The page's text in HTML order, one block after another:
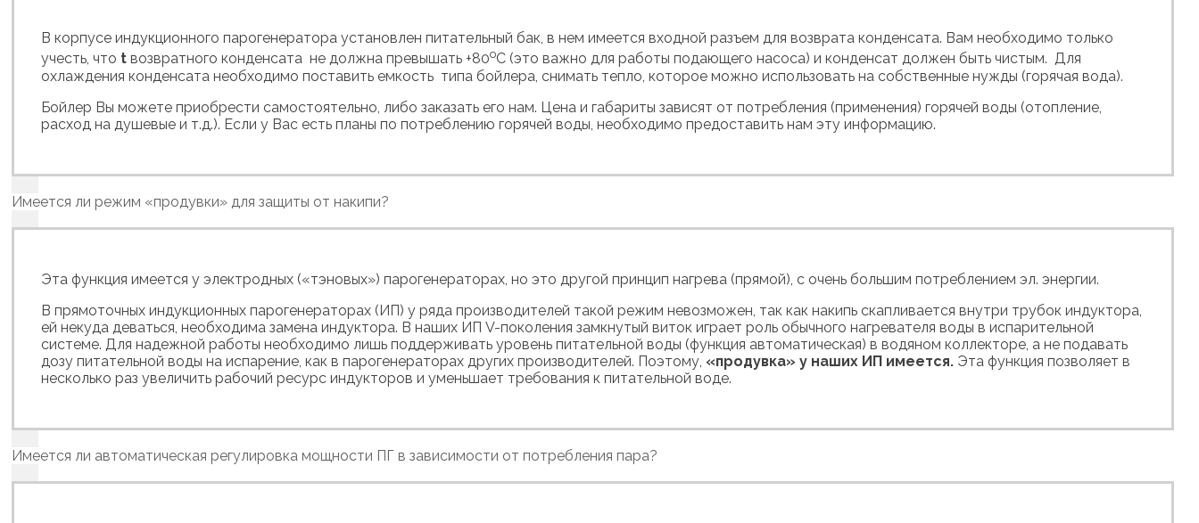
В корпусе индукционного парогенератора установлен питательный бак, в нем имеется входной разъем для возврата конденсата. Вам необходимо только
учесть, что t возвратного конденсата не должна превышать +80оС (это важно для работы подающего насоса) и конденсат должен быть чистым. Для
охлаждения конденсата необходимо поставить емкость типа бойлера, снимать тепло, которое можно использовать на собственные нужды (горячая вода).
Бойлер Вы можете приобрести самостоятельно, либо заказать его нам. Цена и габариты зависят от потребления (применения) горячей воды (отопление,
расход на душевые и т.д.). Если у Вас есть планы по потреблению горячей воды, необходимо предоставить нам эту информацию.
Имеется ли режим «продувки» для защиты от накипи?
Эта функция имеется у электродных («тэновых») парогенераторах, но это другой принцип нагрева (прямой), с очень большим потреблением эл. энергии.
В прямоточных индукционных парогенераторах (ИП) у ряда производителей такой режим невозможен, так как накипь скапливается внутри трубок индуктора,
ей некуда деваться, необходима замена индуктора. В наших ИП V-поколения замкнутый виток играет роль обычного нагревателя воды в испарительной
системе. Для надежной работы необходимо лишь поддерживать уровень питательной воды (функция автоматическая) в водяном коллекторе, а не подавать
дозу питательной воды на испарение, как в парогенераторах других производителей. Поэтому, «продувка» у наших ИП имеется. Эта функция позволяет в
несколько раз увеличить рабочий ресурс индукторов и уменьшает требования к питательной воде.
Имеется ли автоматическая регулировка мощности ПГ в зависимости от потребления пара?